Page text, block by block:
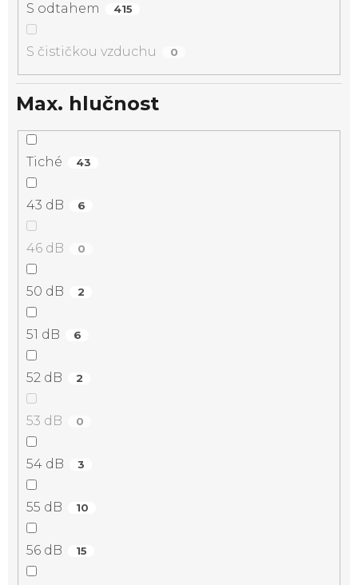
S odtahem 415
S čističkou vzduchu 0
Max. hlučnost
Tiché 43
43 dB 6
46 dB 0
50 dB 2
51 dB 6
52 dB 2
53 dB 0
54 dB 3
55 dB 10
56 dB 15